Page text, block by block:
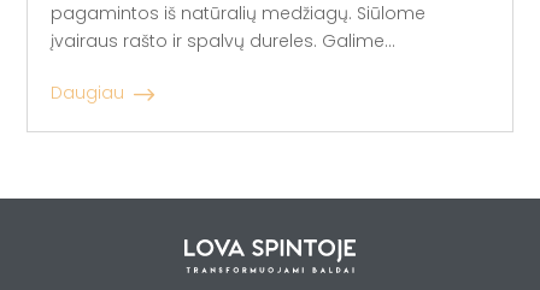
pagamintos iš natūralių medžiagų. Siūlome
įvairaus rašto ir spalvų dureles. Galime...
Daugiau